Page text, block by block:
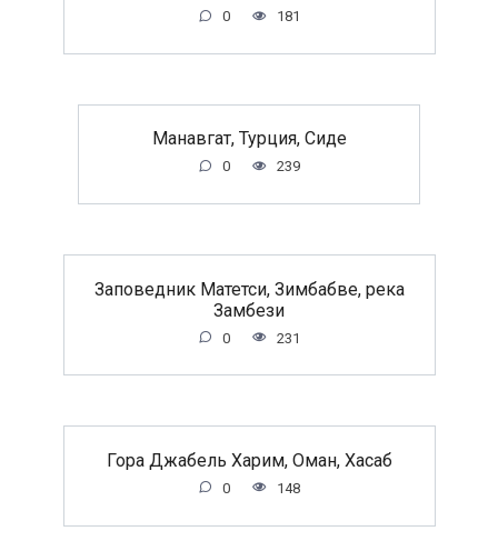
0 181
Манавгат, Турция, Сиде
0 239
Заповедник Матетси, Зимбабве, река
Замбези
0 231
Гора Джабель Харим, Оман, Хасаб
0 148